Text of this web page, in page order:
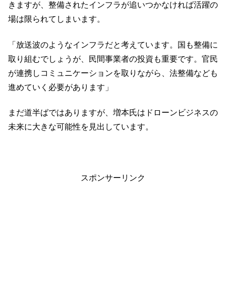
きますが、整備されたインフラが追いつかなければ活躍の
場は限られてしまいます。
「放送波のようなインフラだと考えています。国も整備に
取り組むでしょうが、民間事業者の投資も重要です。官民
が連携しコミュニケーションを取りながら、法整備なども
進めていく必要があります」
まだ道半ばではありますが、増本氏はドローンビジネスの
未来に大きな可能性を見出しています。
スポンサーリンク